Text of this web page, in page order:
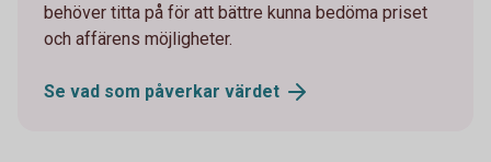
behöver titta på för att bättre kunna bedöma priset
och affärens möjligheter.
Se vad som påverkar värdet